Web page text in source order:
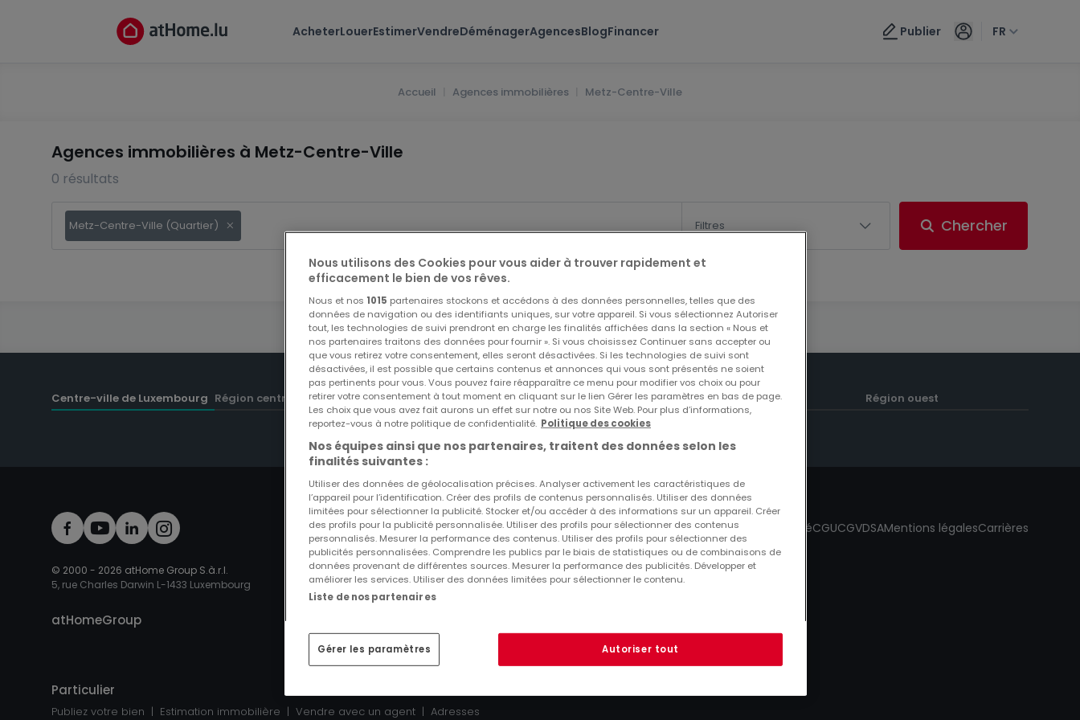
AcheterLouerEstimerVendreDéménagerAgencesBlogFinancer Publier FR
Accueil Agences immobilières Metz-Centre-Ville
Agences immobilières à Metz-Centre-Ville
0 résultats
Metz-Centre-Ville (Quartier) Filtres Chercher
Centre-ville de Luxembourg Région centre Région sud Région nord Région Est Région ouest
atHomeGroupContact AnnonceursVie privéeCookieCybercriminalitéCGUCGVDSAMentions légalesCarrières
© 2000 - 2026 atHome Group S.à.r.l.
5, rue Charles Darwin L-1433 Luxembourg
atHomeGroup
Particulier
Publiez votre bien Estimation immobilière Vendre avec un agent Adresses
Nous utilisons des Cookies pour vous aider à trouver rapidement et
efficacement le bien de vos rêves.
Nous et nos 1015 partenaires stockons et accédons à des données personnelles, telles que des
données de navigation ou des identifiants uniques, sur votre appareil. Si vous sélectionnez Autoriser
tout, les technologies de suivi prendront en charge les finalités affichées dans la section « Nous et
nos partenaires traitons des données pour fournir ». Si vous choisissez Continuer sans accepter ou
que vous retirez votre consentement, elles seront désactivées. Si les technologies de suivi sont
désactivées, il est possible que certains contenus et annonces qui vous sont présentés ne soient
pas pertinents pour vous. Vous pouvez faire réapparaître ce menu pour modifier vos choix ou pour
retirer votre consentement à tout moment en cliquant sur le lien Gérer les paramètres en bas de page.
Les choix que vous avez fait aurons un effet sur notre ou nos Site Web. Pour plus d’informations,
reportez-vous à notre politique de confidentialité. Politique des cookies
Nos équipes ainsi que nos partenaires, traitent des données selon les
finalités suivantes :
Utiliser des données de géolocalisation précises. Analyser activement les caractéristiques de
l’appareil pour l’identification. Créer des profils de contenus personnalisés. Utiliser des données
limitées pour sélectionner la publicité. Stocker et/ou accéder à des informations sur un appareil. Créer
des profils pour la publicité personnalisée. Utiliser des profils pour sélectionner des contenus
personnalisés. Mesurer la performance des contenus. Utiliser des profils pour sélectionner des
publicités personnalisées. Comprendre les publics par le biais de statistiques ou de combinaisons de
données provenant de différentes sources. Mesurer la performance des publicités. Développer et
améliorer les services. Utiliser des données limitées pour sélectionner le contenu.
Liste de nos partenaires
Gérer les paramètres Autoriser tout